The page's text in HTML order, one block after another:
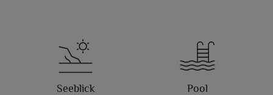
Seeblick Pool